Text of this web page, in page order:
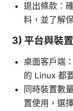
退出條款：
料，並了解
3) 平台與裝
桌面客戶端
的 Linux 都
同時裝置數
置使用，選